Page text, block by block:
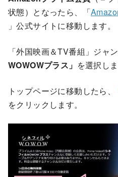
状態）となったら、「
」公式サイトに移動します。
「外国映画＆TV番組」ジャン
WOWOWプラス」 を選択しま
トップページに移動したら、
をクリックします。